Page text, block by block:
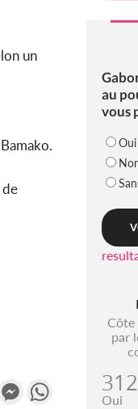
un
de
Gmail MessengerWhatsApp
au
vous
Oui
Côte
par
Oui